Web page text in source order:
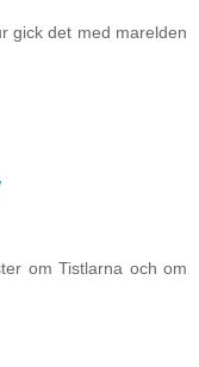
gick det med marelden
om Tistlarna och om